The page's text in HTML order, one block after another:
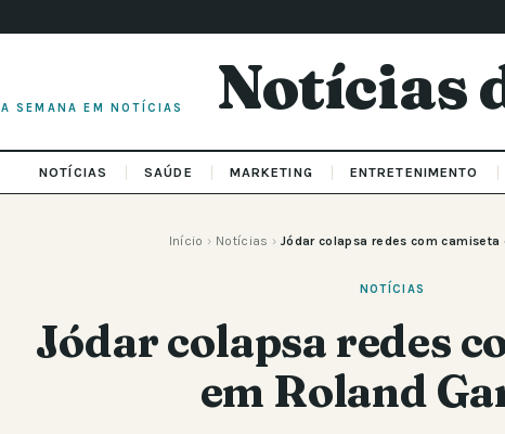
A SEMANA EM NOTÍCIAS Notícias
NOTÍCIAS SAÚDE MARKETING ENTRETENIMENTO
Início › Notícias › Jódar colapsa redes com camiseta
NOTÍCIAS
Jódar colapsa redes
em Roland